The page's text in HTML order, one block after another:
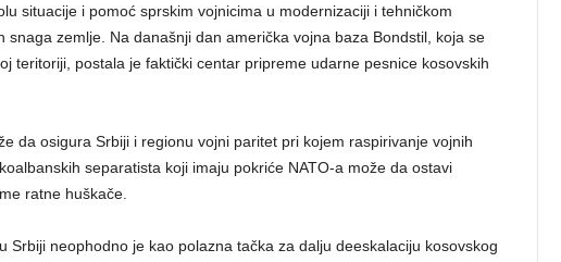
situacije i pomoć sprskim vojnicima u modernizaciji i tehničkom
snaga zemlje. Na današnji dan američka vojna baza Bondstil, koja se
teritoriji, postala je faktički centar pripreme udarne pesnice kosovskih
da osigura Srbiji i regionu vojni paritet pri kojem raspirivanje vojnih
separatista koji imaju pokriće NATO-a može da ostavi
ratne huškače.
Srbiji neophodno je kao polazna tačka za dalju deeskalaciju kosovskog